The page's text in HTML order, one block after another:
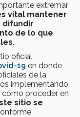
extremar
vital mantener
difundir
de lo que
oficial
19 en donde
de la
implementando,
proceder en
sitio se